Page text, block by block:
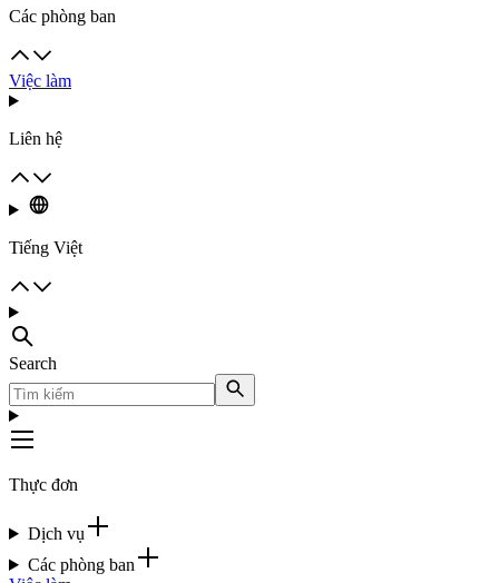
Các phòng ban
Việc làm
Liên hệ
Tiếng Việt
Search
Thực đơn
Dịch vụ
Các phòng ban